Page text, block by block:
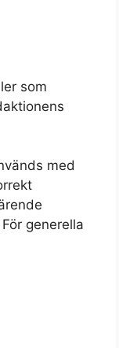
som
med
generella